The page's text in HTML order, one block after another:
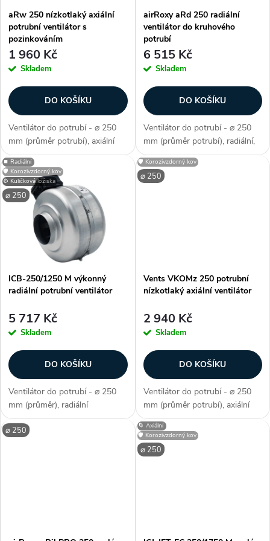
í
p
r
o
d
u
k
s
p
r
o
d
u
k
ů
aRw 250 nízkotlaký axiální
potrubní ventilátor s
pozinkováním
1 960 Kč
Skladem
DO KOŠÍKU
Ventilátor do potrubí - ⌀ 250
mm (průměr potrubí), axiální
konstrukce, průtok vzduchu
1000 m3/h, příkon 86 W, krytí
IP X2, materiál konstrukce
pozink. ocel, hlučnost 56
dB/A,...
airRoxy aRd 250 radiální
ventilátor do kruhového
potrubí
6 515 Kč
Skladem
DO KOŠÍKU
Ventilátor do potrubí - ⌀ 250
mm (průměr potrubí), radiální,
vysokotlaká konstrukce, lze
regulovat, indukční jednofázový
motor, průtok vzduchu 1050
⚙️ Kuličková ložiska
⌀ 250
⏹️ Radiální
🛡️ Korozivzdorný kov
ICB-250/1250 M výkonný
radiální potrubní ventilátor
5 717 Kč
Skladem
DO KOŠÍKU
Ventilátor do potrubí - ⌀ 250
mm (průměr), radiální
konstrukce, snadno překonává
tlakové ztráty, kuličková ložiska,
⌀ 250
🛡️ Korozivzdorný kov
Vents VKOMz 250 potrubní
nízkotlaký axiální ventilátor
2 940 Kč
Skladem
DO KOŠÍKU
Ventilátor do potrubí - ⌀ 250
mm (průměr potrubí), axiální
konstrukce, max. teplota 40 °C,
kluzná ložiska, průtok vzduchu
1070 / 1050 m3/h, příkon 68 /
76 W, krytí IP X4,...
⌀ 250
⌀ 250
🌀 Axiální
🛡️ Korozivzdorný kov